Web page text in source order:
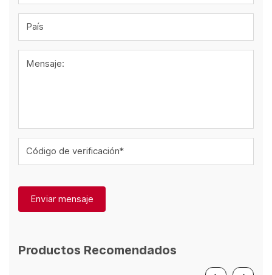
País
Mensaje:
Código de verificación*
Enviar mensaje
Productos Recomendados